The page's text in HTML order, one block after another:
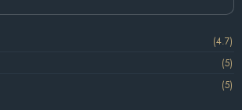
(4.7)
(5)
(5)